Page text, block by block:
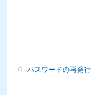
パスワードの再発行